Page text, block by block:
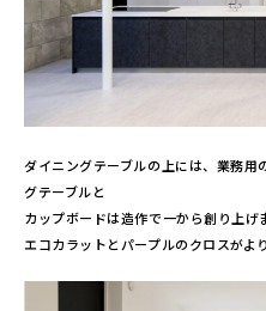
ダイニングテーブルの上には、業務
グテーブルと
カップボードは造作で一から創り上げ
エコカラットとパープルのクロスがよ